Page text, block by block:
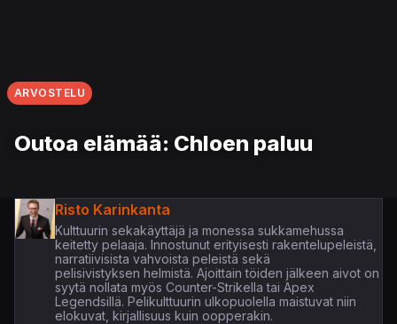
ARVOSTELU
Outoa elämää: Chloen paluu
Risto Karinkanta
Kulttuurin sekakäyttäjä ja monessa sukkamehussa
keitetty pelaaja. Innostunut erityisesti rakentelupeleistä,
narratiivisista vahvoista peleistä sekä
pelisivistyksen helmistä. Ajoittain töiden jälkeen aivot on
syytä nollata myös Counter-Strikella tai Apex
Legendsillä. Pelikulttuurin ulkopuolella maistuvat niin
elokuvat, kirjallisuus kuin oopperakin.